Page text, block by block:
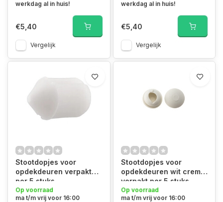
werkdag al in huis!
€5,40
Vergelijk
werkdag al in huis!
€5,40
Vergelijk
Stootdopjes voor
opdekdeuren verpakt
per 5 stuks
Op voorraad
ma t/m vrij voor 16:00
Stootdopjes voor
opdekdeuren wit creme
verpakt per 5 stuks
Op voorraad
ma t/m vrij voor 16:00